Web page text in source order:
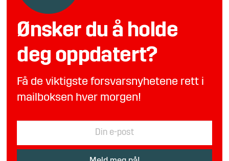
Ønsker du å holde
deg oppdatert?
Få de viktigste forsvarsnyhetene rett i
mailboksen hver morgen!